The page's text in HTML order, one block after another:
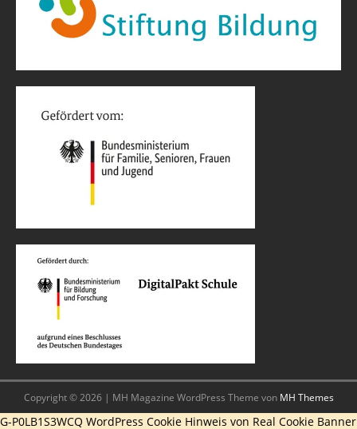
Copyright © 2026 | MH Magazine WordPress Theme von MH Themes
G-P0LB1S3WCQ WordPress Cookie Hinweis von Real Cookie Banner